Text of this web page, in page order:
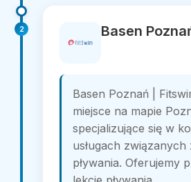
2 Basen
Basen Poznań |
miejsce na mapie
specjalizujące się w
usługach związanych
pływania. Oferujemy